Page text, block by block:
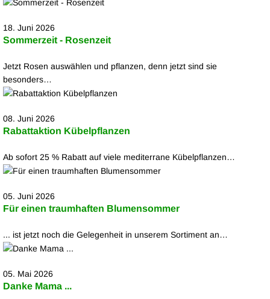
18. Juni 2026
Sommerzeit - Rosenzeit
Jetzt Rosen auswählen und pflanzen, denn jetzt sind sie
besonders…
08. Juni 2026
Rabattaktion Kübelpflanzen
Ab sofort 25 % Rabatt auf viele mediterrane Kübelpflanzen…
05. Juni 2026
Für einen traumhaften Blumensommer
... ist jetzt noch die Gelegenheit in unserem Sortiment an…
05. Mai 2026
Danke Mama ...